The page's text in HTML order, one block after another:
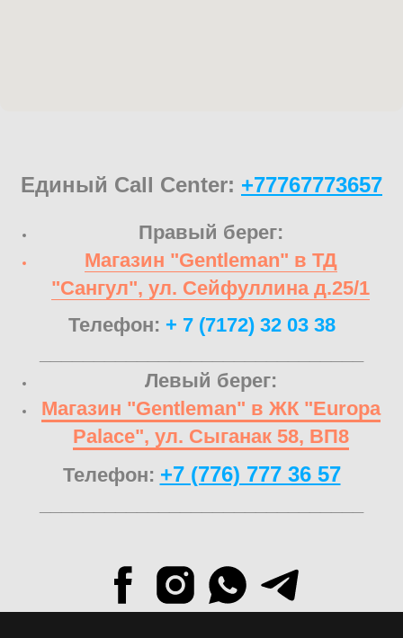
Единый Call Center: +77767773657
Правый берег:
Магазин "Gentleman" в ТД
"Сангул", ул. Сейфуллина д.25/1
Телефон: + 7 (7172) 32 03 38
Левый берег:
Магазин "Gentleman" в ЖК "Europa
Palace", ул. Сыганак 58, ВП8
Телефон: +7 (776) 777 36 57